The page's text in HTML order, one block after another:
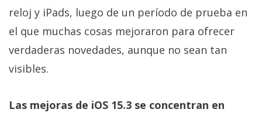
Más
temas
Sorteos
reloj y iPads, luego de un período de prueba en
el que muchas cosas mejoraron para ofrecer
verdaderas novedades, aunque no sean tan
visibles.
Las mejoras de iOS 15.3 se concentran en